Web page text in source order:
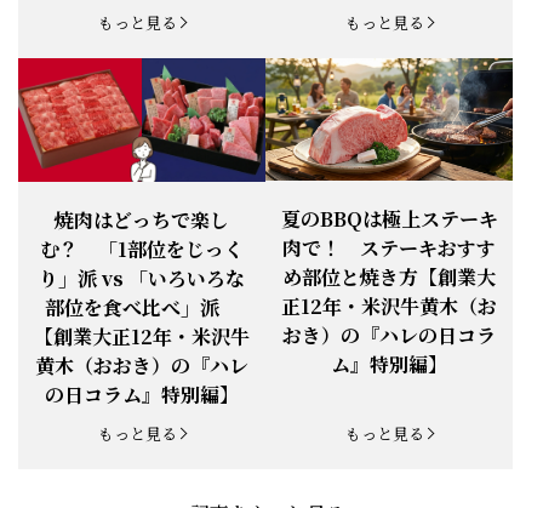
お知らせ 2025.11.3 「黄木の御歳暮」早割開始！
お知らせ 2025.9.13 「秋分の日」定休日変更のお知らせ
お知らせ 2025.6.16 新登場！一膳ご飯
お知らせ 2025.5.28 「初夏の肉祭り」開催中
お知らせ 2025.5.19 「父の日特集」開催中
お知らせ 2025.4.28 「BBQ企画」開催中！
お知らせ 2025.4.28 「母の日企画」開催中！
もっと見る もっと見る
焼肉はどっちで楽し
む？ 「1部位をじっく
り」派 vs 「いろいろな
部位を食べ比べ」派
【創業大正12年・米沢牛
黄木（おおき）の『ハレ
の日コラム』特別編】
もっと見る
夏のBBQは極上ステーキ
肉で！ ステーキおすす
め部位と焼き方【創業大
正12年・米沢牛黄木（お
おき）の『ハレの日コラ
ム』特別編】
もっと見る